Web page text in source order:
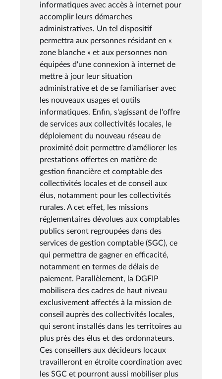
informatiques avec accès à internet pour
accomplir leurs démarches
administratives. Un tel dispositif
permettra aux personnes résidant en «
zone blanche » et aux personnes non
équipées d'une connexion à internet de
mettre à jour leur situation
administrative et de se familiariser avec
les nouveaux usages et outils
informatiques. Enfin, s'agissant de l'offre
de services aux collectivités locales, le
déploiement du nouveau réseau de
proximité doit permettre d'améliorer les
prestations offertes en matière de
gestion financière et comptable des
collectivités locales et de conseil aux
élus, notamment pour les collectivités
rurales. A cet effet, les missions
réglementaires dévolues aux comptables
publics seront regroupées dans des
services de gestion comptable (SGC), ce
qui permettra de gagner en efficacité,
notamment en termes de délais de
paiement. Parallèlement, la DGFIP
mobilisera des cadres de haut niveau
exclusivement affectés à la mission de
conseil auprès des collectivités locales,
qui seront installés dans les territoires au
plus près des élus et des ordonnateurs.
Ces conseillers aux décideurs locaux
travailleront en étroite coordination avec
les SGC et pourront aussi mobiliser plus